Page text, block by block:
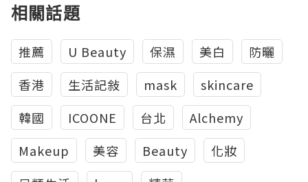
相關話題
推薦 U Beauty 保濕 美白
防曬
香港
生活記敍 mask
skincare
韓國
ICOONE 台北
Alchemy
Makeup
美容 Beauty
化妝